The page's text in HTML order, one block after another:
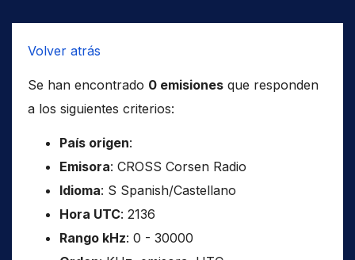
Volver atrás
Se han encontrado 0 emisiones que responden
a los siguientes criterios:
País origen:
Emisora: CROSS Corsen Radio
Idioma: S Spanish/Castellano
Hora UTC: 2136
Rango kHz: 0 - 30000